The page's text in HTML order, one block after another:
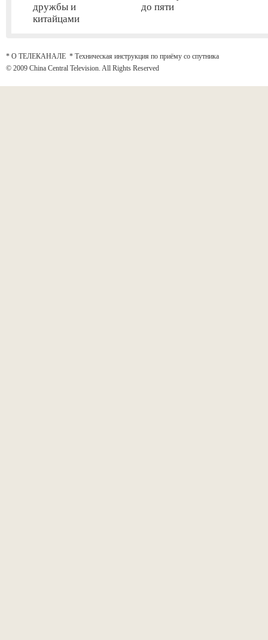
дружбы и
китайцами
до пяти
* О ТЕЛЕКАНАЛЕ * Техническая инструкция по приёму со спутника
© 2009 China Central Television. All Rights Reserved